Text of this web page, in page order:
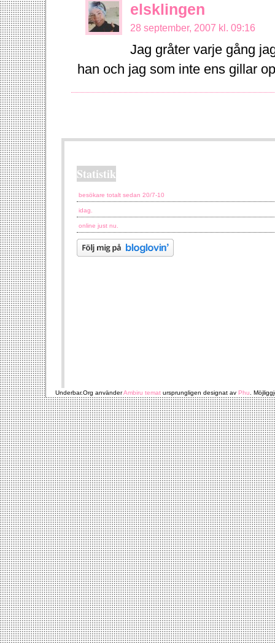
elsklingen
28 september, 2007 kl. 09:16
Jag gråter varje gång
han och jag som inte ens gillar
Statistik
besökare totalt sedan 20/7-10
idag.
online just nu.
Underbar.Org använderAmbiru temat ursprungligen designat av Phu.